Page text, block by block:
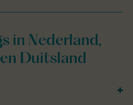
in Nederland,
Duitsland